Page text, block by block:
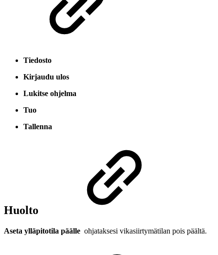
Tiedosto
Kirjaudu ulos
Lukitse ohjelma
Tuo
Tallenna
Huolto
Aseta ylläpitotila päälle ohjataksesi vikasiirtymätilan pois päältä.